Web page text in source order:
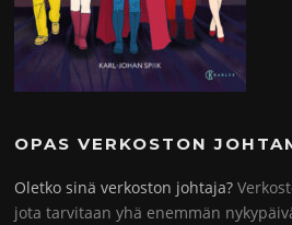
OPAS VERKOSTON
Oletko sinä verkoston johtaja?
jota tarvitaan yhä enemmän